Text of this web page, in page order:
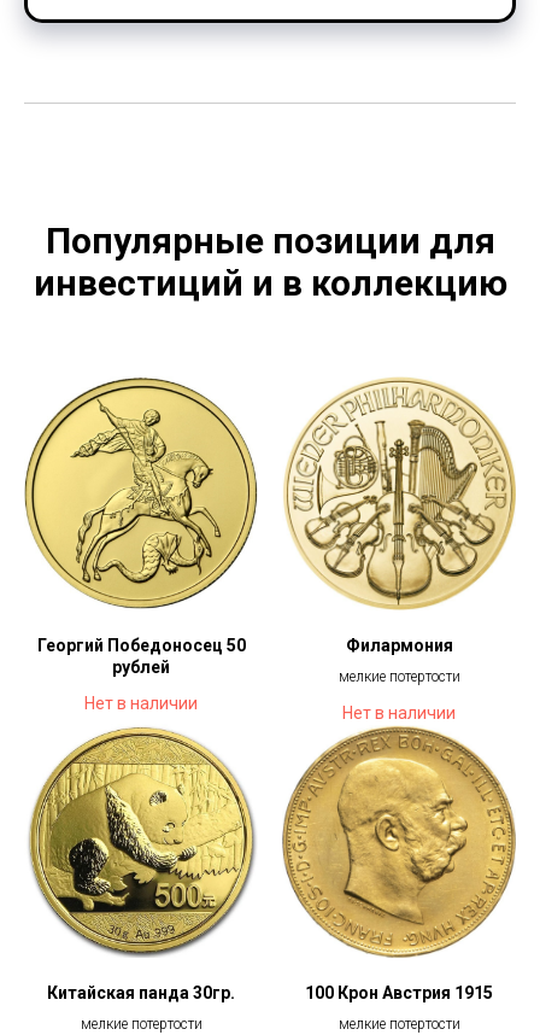
Популярные позиции для
инвестиций и в коллекцию
Георгий Победоносец 50
рублей
Нет в наличии
Филармония
мелкие потертости
Нет в наличии
Китайская панда 30гр.
мелкие потертости
100 Крон Австрия 1915
мелкие потертости